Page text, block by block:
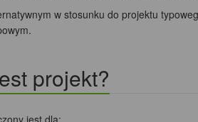
w stosunku do projektu
projekt?